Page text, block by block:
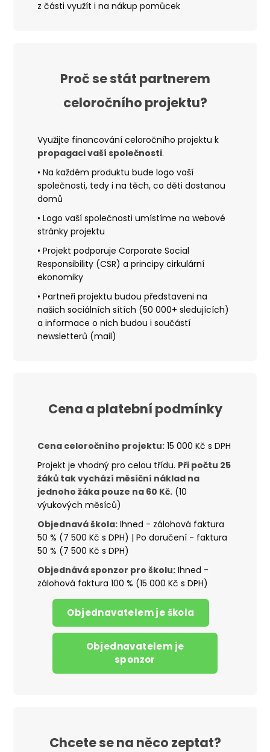
z části využít i na nákup pomůcek
Proč se stát partnerem
celoročního projektu?
Využijte financování celoročního projektu k
propagaci vaší společnosti.
• Na každém produktu bude logo vaší
společnosti, tedy i na těch, co děti dostanou
domů
•Logo vaší společnosti umístíme na webové
stránky projektu
•Projekt podporuje Corporate Social
Responsibility (CSR) a principy cirkulární
ekonomiky
•Partneři projektu budou představeni na
našich sociálních sítích (50 000+ sledujících)
a informace o nich budou i součástí
newsletterů (mail)
Cena a platební podmínky
Cena celoročního projektu: 15 000 Kč s DPH
Projekt je vhodný pro celou třídu. Při počtu 25
žáků tak vychází měsíční náklad na
jednoho žáka pouze na 60 Kč. (10
výukových měsíců)
Objednavá škola: Ihned - zálohová faktura
50 % (7 500 Kč s DPH) |Po doručení - faktura
50 % (7 500 Kč s DPH)
Objednává sponzor pro školu: Ihned -
zálohová faktura 100 % (15 000 Kč s DPH)
Objednavatelem je škola
Objednavatelem je
sponzor
Chcete se na něco zeptat?